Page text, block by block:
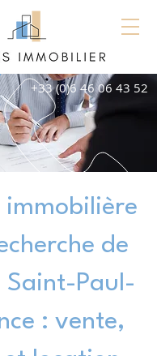
+33 (0)6 46 06 43 52
immobilière
de
Saint-Paul-
: vente,